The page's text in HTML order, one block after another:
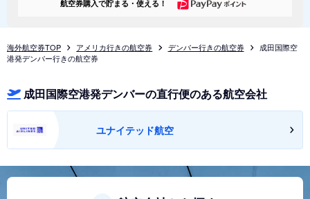
航空券購入で貯まる・使える！
海外航空券TOP アメリカ行きの航空券 デンバー行きの航空券
成田国際空
港発デンバー行きの航空券
成田国際空港発デンバーの直行便のある航空会社
ユナイテッド航空